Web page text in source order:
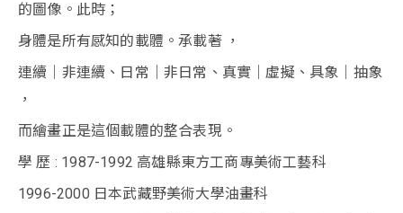
的圖像。此時；
身體是所有感知的載體。承載著 ，
連續｜非連續、日常｜非日常、真實｜虛擬、具象｜抽象
，
而繪畫正是這個載體的整合表現。
學 歷 : 1987-1992 高雄縣東方工商專美術工藝科
1996-2000 日本武藏野美術大學油畫科